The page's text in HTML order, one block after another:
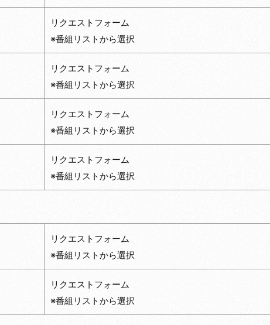
リクエストフォーム
※番組リストから選択
リクエストフォーム
※番組リストから選択
リクエストフォーム
※番組リストから選択
リクエストフォーム
※番組リストから選択
リクエストフォーム
※番組リストから選択
リクエストフォーム
※番組リストから選択